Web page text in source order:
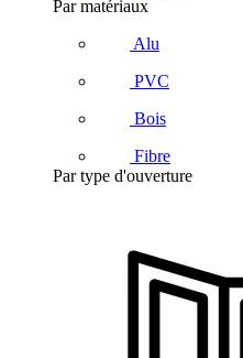
Par matériaux
Alu
PVC
Bois
Fibre
Par type d'ouverture